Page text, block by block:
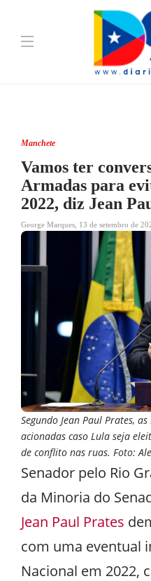
Manchete
Vamos ter
Armadas para
2022, diz Jean
George Marques 13 de setembro de
Segundo Jean Paul Prates,
acionadas caso Lula seja
de conflito nas ruas. Foto:
Senador pelo Rio
da Minoria do
Jean Paul Prates
com uma eventual
Nacional em 2022,